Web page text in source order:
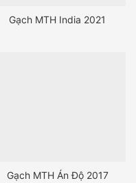
Gạch MTH India 2021
Gạch MTH Án Độ 2017